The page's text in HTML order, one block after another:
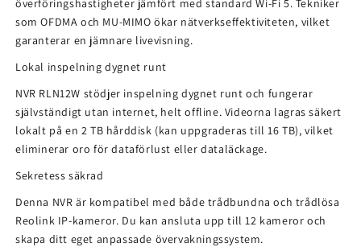
överföringshastigheter jämfört med standard Wi-Fi 5. Tekniker
som OFDMA och MU-MIMO ökar nätverkseffektiviteten, vilket
garanterar en jämnare livevisning.
Lokal inspelning dygnet runt
NVR RLN12W stödjer inspelning dygnet runt och fungerar
självständigt utan internet, helt offline. Videorna lagras säkert
lokalt på en 2 TB hårddisk (kan uppgraderas till 16 TB), vilket
eliminerar oro för dataförlust eller dataläckage.
Sekretess säkrad
Denna NVR är kompatibel med både trådbundna och trådlösa
Reolink IP-kameror. Du kan ansluta upp till 12 kameror och
skapa ditt eget anpassade övervakningssystem.